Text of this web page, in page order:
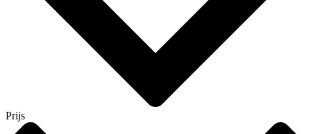
Prijs